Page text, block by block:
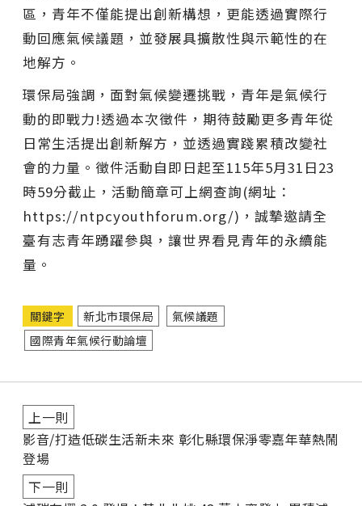
區，青年不僅能提出創新構想，更能透過實際行
動回應氣候議題，並發展具擴散性與示範性的在
地解方。
環保局強調，面對氣候變遷挑戰，青年是氣候行
動的即戰力!透過本次徵件，期待鼓勵更多青年從
日常生活提出創新解方，並透過實踐累積改變社
會的力量。徵件活動自即日起至115年5月31日23
時59分截止，活動簡章可上網查詢(網址：
https://ntpcyouthforum.org/)，誠摯邀請全
臺有志青年踴躍參與，讓世界看見青年的永續能
量。
關鍵字 新北市環保局
氣候議題
國際青年氣候行動論壇
上一則
影音/打造低碳生活新未來 彰化縣環保淨零嘉年華熱鬧
登場
下一則